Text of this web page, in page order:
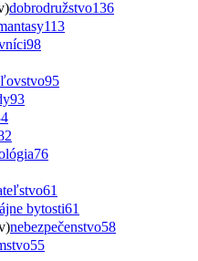
dobrodružstvo136
113
98
95
93
76
61
bytosti61
nebezpečenstvo58
55